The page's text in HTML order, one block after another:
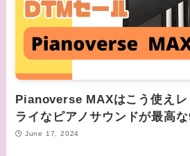
Pianoverse MAXはこう使え
ライなピアノサウンドが最高
June 17, 2024